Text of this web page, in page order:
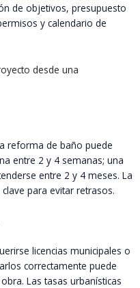
de objetivos, presupuesto
y calendario de
desde una
reforma de baño puede
entre 2 y 4 semanas; una
entre 2 y 4 meses. La
para evitar retrasos.
licencias municipales o
correctamente puede
Las tasas urbanísticas